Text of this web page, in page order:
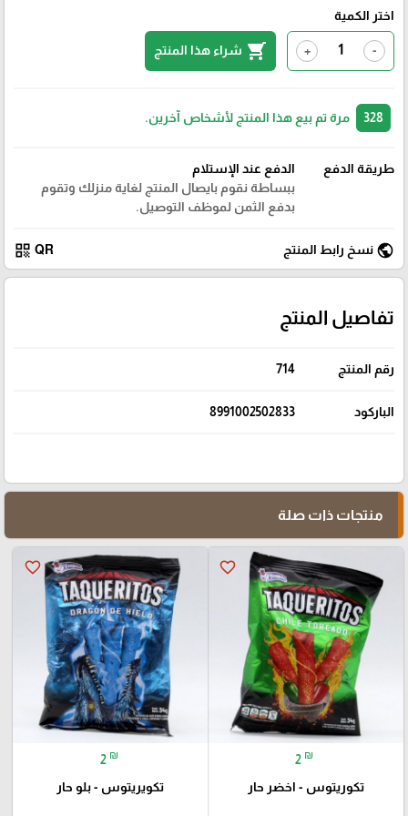
اختر الكمية
-
+
shopping_cart شراء هذا المنتج
مرة تم بيع هذا المنتج لأشخاص آخرين.
طريقة الدفع
الدفع عند الإستلام
ببساطة نقوم بايصال المنتج لغاية منزلك وتقوم
بدفع الثمن لموظف التوصيل.
public نسخ رابط المنتج QR
qr_code
تفاصيل المنتج
رقم المنتج 714
الباركود 8991002502833
منتجات ذات صلة
favorite_border
2 ₪
تكوريتوس - اخضر حار
favorite_border
2 ₪
تكويريتوس - بلو حار